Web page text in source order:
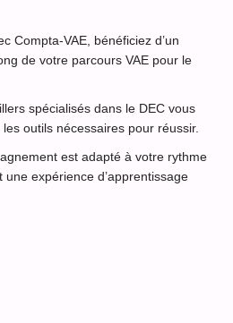
Compta-VAE, bénéficiez d’un
de votre parcours VAE pour le
spécialisés dans le DEC vous
outils nécessaires pour réussir.
est adapté à votre rythme
expérience d’apprentissage